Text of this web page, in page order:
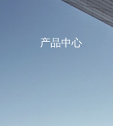
产品中心